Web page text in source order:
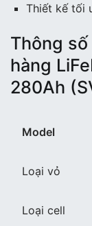
Thiết kế tối
Thông
hàng
280Ah
Model
Loại vỏ
Loại cell